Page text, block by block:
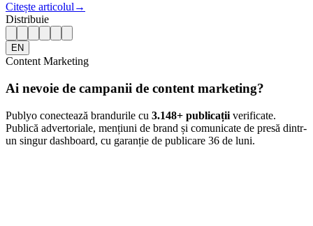
Citește articolul →
Distribuie
EN
Content Marketing
Ai nevoie de campanii de content marketing?
Publyo conectează brandurile cu 3.148+ publicații verificate.
Publică advertoriale, mențiuni de brand și comunicate de presă dintr-
un singur dashboard, cu garanție de publicare 36 de luni.